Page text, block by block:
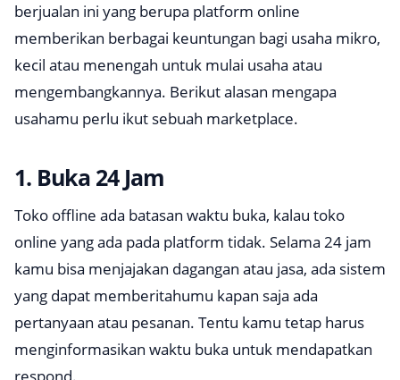
berjualan ini yang berupa platform online
memberikan berbagai keuntungan bagi usaha mikro,
kecil atau menengah untuk mulai usaha atau
mengembangkannya. Berikut alasan mengapa
usahamu perlu ikut sebuah marketplace.
1. Buka 24 Jam
Toko offline ada batasan waktu buka, kalau toko
online yang ada pada platform tidak. Selama 24 jam
kamu bisa menjajakan dagangan atau jasa, ada sistem
yang dapat memberitahumu kapan saja ada
pertanyaan atau pesanan. Tentu kamu tetap harus
menginformasikan waktu buka untuk mendapatkan